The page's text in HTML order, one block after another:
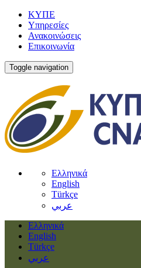
ΚΥΠΕ
Υπηρεσίες
Ανακοινώσεις
Επικοινωνία
Toggle navigation
Ελληνικά
English
Türkçe
عربي
Ελληνικά
English
Türkçe
عربي